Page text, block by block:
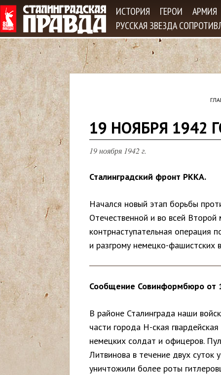
ИСТОРИЯ ГЕРОИ
АРМИЯ
РУССКАЯ ЗВЕЗДА
ы
е
с
19 НОЯБРЯ 1942
19 ноября 1942 г.
Сталинградский фронт РККА.
Начался новый этап борьбы
Отечественной и во всей Второй
контрнаступательная операция
и разгрому немецко-фашистских
Сообщение Совинформбюро от
В районе Сталинграда наши
части города Н-ская
немецких солдат и офицеров.
Литвинова в течение двух суток
уничтожили более роты